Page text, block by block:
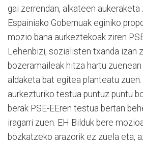
gai zerrendan, alkateen aukeraketa
Espainiako Gobernuak eginiko
mozio bana aurkeztekoak ziren
Lehenbizi, sozialisten txanda izan
bozeramaileak hitza hartu
aldaketa bat egitea planteatu zuen.
aurkezturiko testua puntuz puntu
berak PSE-EEren testua bertan
iragarri zuen. EH Bilduk bere
bozkatzeko arazorik ez zuela eta,